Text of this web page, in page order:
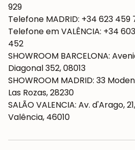
929
Telefone MADRID: +34 623 459
Telefone em VALÊNCIA: +34
452
SHOWROOM BARCELONA:
Diagonal 352, 08013
SHOWROOM MADRID: 33
Las Rozas, 28230
SALÃO VALENCIA: Av. d'Arago, 21,
Valência, 46010